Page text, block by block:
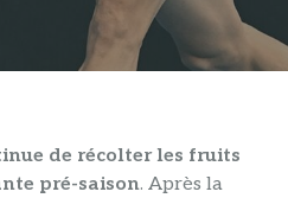
de récolter les fruits
pré-saison. Après la